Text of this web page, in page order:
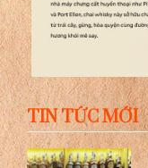
TIN TỨC MỚI